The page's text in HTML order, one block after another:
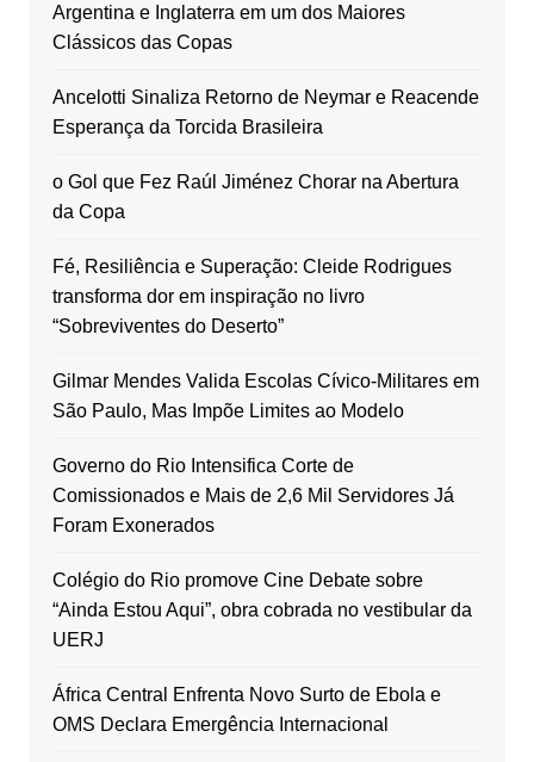
Argentina e Inglaterra em um dos Maiores
Clássicos das Copas
Ancelotti Sinaliza Retorno de Neymar e Reacende
Esperança da Torcida Brasileira
o Gol que Fez Raúl Jiménez Chorar na Abertura
da Copa
Fé, Resiliência e Superação: Cleide Rodrigues
transforma dor em inspiração no livro
“Sobreviventes do Deserto”
Gilmar Mendes Valida Escolas Cívico-Militares em
São Paulo, Mas Impõe Limites ao Modelo
Governo do Rio Intensifica Corte de
Comissionados e Mais de 2,6 Mil Servidores Já
Foram Exonerados
Colégio do Rio promove Cine Debate sobre
“Ainda Estou Aqui”, obra cobrada no vestibular da
UERJ
África Central Enfrenta Novo Surto de Ebola e
OMS Declara Emergência Internacional